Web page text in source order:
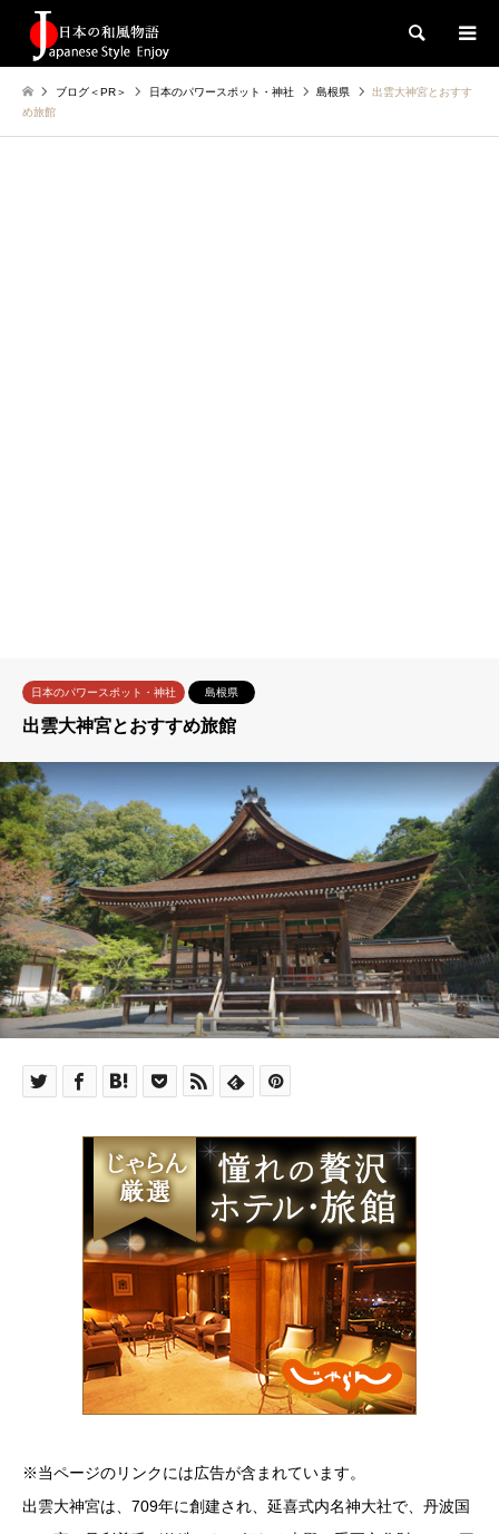
検索
ブログ＜PR＞ 日本のパワースポット・神社 島根県
出雲大神宮とおすす
め旅館
日本のパワースポット・神社 島根県
出雲大神宮とおすすめ旅館
※当ページのリンクには広告が含まれています。
出雲大神宮は、709年に創建され、延喜式内名神大社で、丹波国